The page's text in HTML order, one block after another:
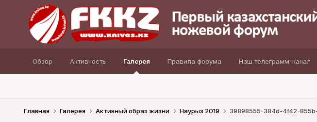
Обзор Активность Галерея Правила форума Наш телеграмм-канал
Главная Галерея Активный образ жизни Наурыз 2019 39898555-384d-4f42-